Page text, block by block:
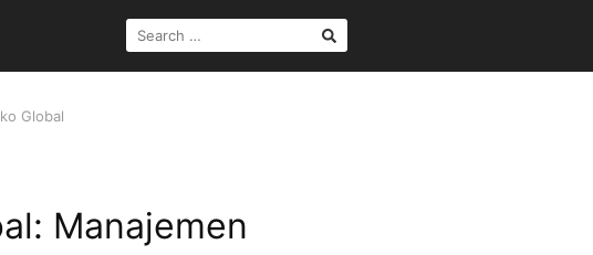
SEARCH
FOR:
Global
Manajemen